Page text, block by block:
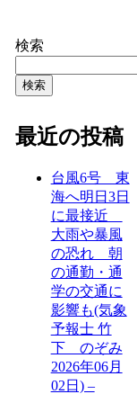
検索
検索
最近の投稿
台風6号 東
海へ明日3日
に最接近
大雨や暴風
の恐れ 朝
の通勤・通
学の交通に
影響も(気象
予報士 竹
下 のぞみ
2026年06月
02日) –